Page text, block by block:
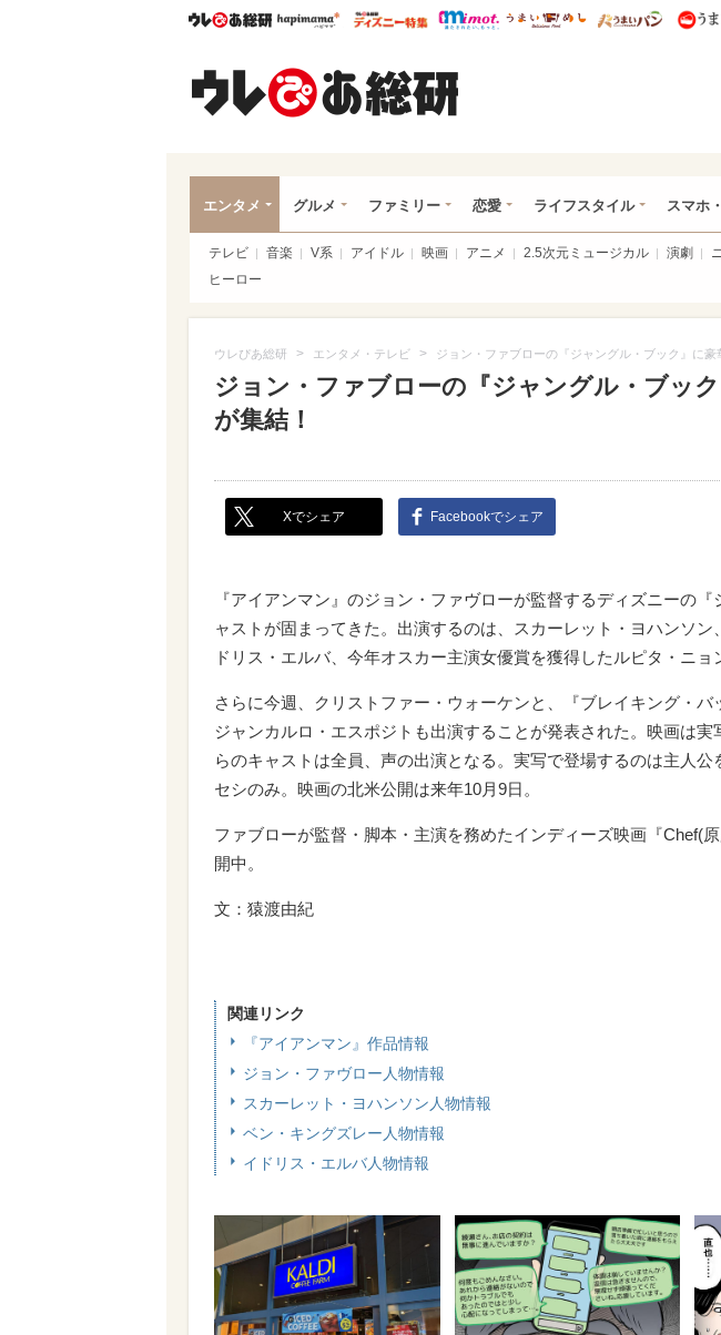
ウレぴあ総研ハピママ* ウレぴあ総研 ディズニー特集
mimot. うまいめし うま
エンタメ グルメ ファミリー 恋愛 ライフスタイル スマホ
テレビ 音楽 V系 アイドル 映画 アニメ 2.5次元ミュージカル 演劇
ヒーロー
ウレぴあ総研 > エンタメ・テレビ > ジョン・ファブローの『ジャングル・ブック』に豪
ジョン・ファブローの『ジャングル・ブッ
が集結！
Xでシェア Facebookでシェア
『アイアンマン』のジョン・ファヴローが監督するディズニーの
ャストが固まってきた。出演するのは、スカーレット・ヨハンソン
ドリス・エルバ、今年オスカー主演女優賞を獲得したルピタ・ニョ
さらに今週、クリストファー・ウォーケンと、『ブレイキング・バ
ジャンカルロ・エスポジトも出演することが発表された。映画は
らのキャストは全員、声の出演となる。実写で登場するのは主人公
セシのみ。映画の北米公開は来年10月9日。
ファブローが監督・脚本・主演を務めたインディーズ映画『Chef(
開中。
文：猿渡由紀
関連リンク
『アイアンマン』作品情報
ジョン・ファヴロー人物情報
スカーレット・ヨハンソン人物情報
ベン・キングズレー人物情報
イドリス・エルバ人物情報